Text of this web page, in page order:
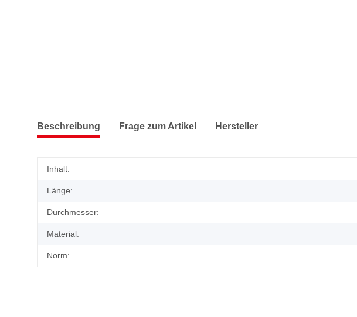
Beschreibung Frage zum Artikel Hersteller
Produkteigenschaft
Wert
Inhalt:
Länge:
Durchmesser:
Material:
Norm: